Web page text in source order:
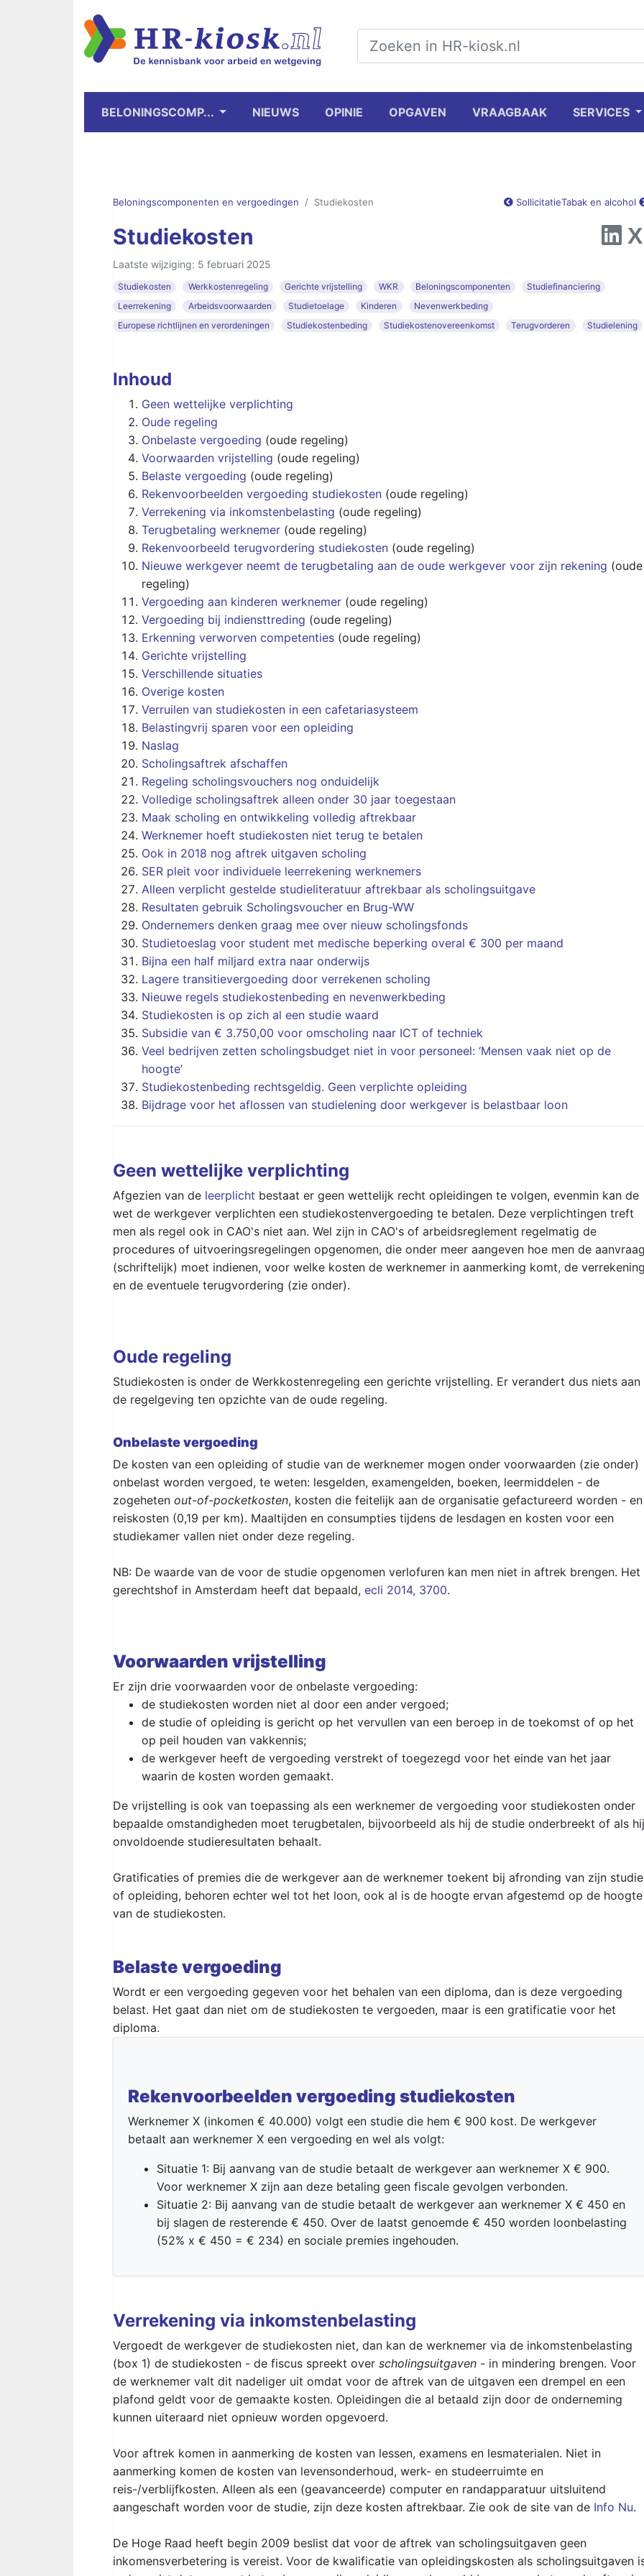
BELONINGSCOMP... NIEUWS OPINIE OPGAVEN VRAAGBAAK SERVICES
Beloningscomponenten en vergoedingen Studiekosten SollicitatieTabak en alcohol
Studiekosten
Laatste wijziging: 5 februari 2025
Studiekosten Werkkostenregeling Gerichte vrijstelling WKR Beloningscomponenten
Studiefinanciering
Leerrekening
Arbeidsvoorwaarden Studietoelage Kinderen
Nevenwerkbeding
Europese richtlijnen en verordeningen
Studiekostenbeding Studiekostenovereenkomst Terugvorderen Studielening
Inhoud
Geen wettelijke verplichting
Oude regeling
Onbelaste vergoeding (oude regeling)
Voorwaarden vrijstelling (oude regeling)
Belaste vergoeding (oude regeling)
Rekenvoorbeelden vergoeding studiekosten (oude regeling)
Verrekening via inkomstenbelasting (oude regeling)
Terugbetaling werknemer (oude regeling)
Rekenvoorbeeld terugvordering studiekosten (oude regeling)
Nieuwe werkgever neemt de terugbetaling aan de oude werkgever voor zijn rekening (oude
regeling)
Vergoeding aan kinderen werknemer (oude regeling)
Vergoeding bij indiensttreding (oude regeling)
Erkenning verworven competenties (oude regeling)
Gerichte vrijstelling
Verschillende situaties
Overige kosten
Verruilen van studiekosten in een cafetariasysteem
Belastingvrij sparen voor een opleiding
Naslag
Scholingsaftrek afschaffen
Regeling scholingsvouchers nog onduidelijk
Volledige scholingsaftrek alleen onder 30 jaar toegestaan
Maak scholing en ontwikkeling volledig aftrekbaar
Werknemer hoeft studiekosten niet terug te betalen
Ook in 2018 nog aftrek uitgaven scholing
SER pleit voor individuele leerrekening werknemers
Alleen verplicht gestelde studieliteratuur aftrekbaar als scholingsuitgave
Resultaten gebruik Scholingsvoucher en Brug-WW
Ondernemers denken graag mee over nieuw scholingsfonds
Studietoeslag voor student met medische beperking overal € 300 per maand
Bijna een half miljard extra naar onderwijs
Lagere transitievergoeding door verrekenen scholing
Nieuwe regels studiekostenbeding en nevenwerkbeding
Studiekosten is op zich al een studie waard
Subsidie van € 3.750,00 voor omscholing naar ICT of techniek
Veel bedrijven zetten scholingsbudget niet in voor personeel: ‘Mensen vaak niet op de
hoogte’
Studiekostenbeding rechtsgeldig. Geen verplichte opleiding
Bijdrage voor het aflossen van studielening door werkgever is belastbaar loon
Geen wettelijke verplichting
Afgezien van de leerplicht bestaat er geen wettelijk recht opleidingen te volgen, evenmin kan de
wet de werkgever verplichten een studiekostenvergoeding te betalen. Deze verplichtingen treft
men als regel ook in CAO's niet aan. Wel zijn in CAO's of arbeidsreglement regelmatig de
procedures of uitvoeringsregelingen opgenomen, die onder meer aangeven hoe men de
(schriftelijk) moet indienen, voor welke kosten de werknemer in aanmerking komt, de
en de eventuele terugvordering (zie onder).
Oude regeling
Studiekosten is onder de Werkkostenregeling een gerichte vrijstelling. Er verandert dus niets aan
de regelgeving ten opzichte van de oude regeling.
Onbelaste vergoeding
De kosten van een opleiding of studie van de werknemer mogen onder voorwaarden (zie onder)
onbelast worden vergoed, te weten: lesgelden, examengelden, boeken, leermiddelen - de
zogeheten out-of-pocketkosten, kosten die feitelijk aan de organisatie gefactureerd worden - en
reiskosten (0,19 per km). Maaltijden en consumpties tijdens de lesdagen en kosten voor een
studiekamer vallen niet onder deze regeling.
NB: De waarde van de voor de studie opgenomen verlofuren kan men niet in aftrek brengen. Het
gerechtshof in Amsterdam heeft dat bepaald, ecli 2014, 3700.
Voorwaarden vrijstelling
Er zijn drie voorwaarden voor de onbelaste vergoeding:
de studiekosten worden niet al door een ander vergoed;
de studie of opleiding is gericht op het vervullen van een beroep in de toekomst of op het
op peil houden van vakkennis;
de werkgever heeft de vergoeding verstrekt of toegezegd voor het einde van het jaar
waarin de kosten worden gemaakt.
De vrijstelling is ook van toepassing als een werknemer de vergoeding voor studiekosten onder
bepaalde omstandigheden moet terugbetalen, bijvoorbeeld als hij de studie onderbreekt of als hij
onvoldoende studieresultaten behaalt.
Gratificaties of premies die de werkgever aan de werknemer toekent bij afronding van zijn studie
of opleiding, behoren echter wel tot het loon, ook al is de hoogte ervan afgestemd op de hoogte
van de studiekosten.
Belaste vergoeding
Wordt er een vergoeding gegeven voor het behalen van een diploma, dan is deze vergoeding
belast. Het gaat dan niet om de studiekosten te vergoeden, maar is een gratificatie voor het
diploma.
Rekenvoorbeelden vergoeding studiekosten
Werknemer X (inkomen € 40.000) volgt een studie die hem € 900 kost. De werkgever
betaalt aan werknemer X een vergoeding en wel als volgt:
Situatie 1: Bij aanvang van de studie betaalt de werkgever aan werknemer X € 900.
Voor werknemer X zijn aan deze betaling geen fiscale gevolgen verbonden.
Situatie 2: Bij aanvang van de studie betaalt de werkgever aan werknemer X € 450 en
bij slagen de resterende € 450. Over de laatst genoemde € 450 worden loonbelasting
(52% x € 450 = € 234) en sociale premies ingehouden.
Verrekening via inkomstenbelasting
Vergoedt de werkgever de studiekosten niet, dan kan de werknemer via de inkomstenbelasting
(box 1) de studiekosten - de fiscus spreekt over scholingsuitgaven - in mindering brengen. Voor
de werknemer valt dit nadeliger uit omdat voor de aftrek van de uitgaven een drempel en een
plafond geldt voor de gemaakte kosten. Opleidingen die al betaald zijn door de onderneming
kunnen uiteraard niet opnieuw worden opgevoerd.
Voor aftrek komen in aanmerking de kosten van lessen, examens en lesmaterialen. Niet in
aanmerking komen de kosten van levensonderhoud, werk- en studeerruimte en
reis-/verblijfkosten. Alleen als een (geavanceerde) computer en randapparatuur uitsluitend
aangeschaft worden voor de studie, zijn deze kosten aftrekbaar. Zie ook de site van de Info Nu.
De Hoge Raad heeft begin 2009 beslist dat voor de aftrek van scholingsuitgaven geen
inkomensverbetering is vereist. Voor de kwalificatie van opleidingskosten als scholingsuitgaven